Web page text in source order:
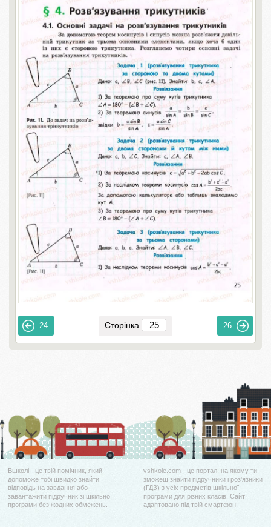
24 Сторінка 26
Вшколі - це твій помічник, який
допоможе тобі швидко знайти
відповідь на завдання або
завантажити підручник зі шкільної
програми без жодних обмежень.
vshkole.com - це портал, на якому ти
зможеш знайти підручники і роз'язники
(ГДЗ) з усіх предметів шкільної
програми для різних класів. Сайт
адаптовано під твій смартфон.